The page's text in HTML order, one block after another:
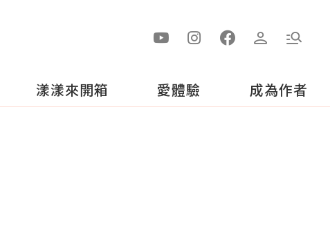
漾漾來開箱 愛體驗 成為作者